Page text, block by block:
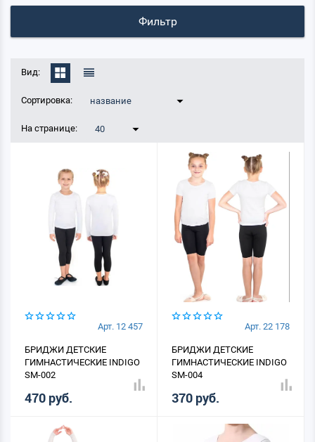
Фильтр
Вид:
Сортировка: название
На странице: 40
Арт. 12 457
БРИДЖИ ДЕТСКИЕ
ГИМНАСТИЧЕСКИЕ INDIGO
SM-002
470 руб.
Арт. 22 178
БРИДЖИ ДЕТСКИЕ
ГИМНАСТИЧЕСКИЕ INDIGO
SM-004
370 руб.